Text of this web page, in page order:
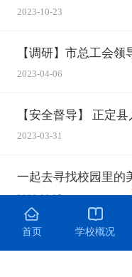
2023-10-23
【调研】市总工会领
2023-04-06
【安全督导】 正定
2023-03-31
一起去寻找校园里的
2026-06-25
首页 学校概况